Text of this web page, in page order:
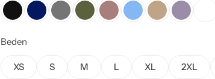
Beden
XS S M L XL 2XL